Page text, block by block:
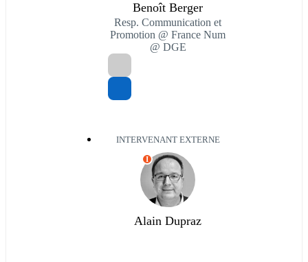
Benoît Berger
Resp. Communication et
Promotion @ France Num
@ DGE
INTERVENANT EXTERNE
I
Alain Dupraz